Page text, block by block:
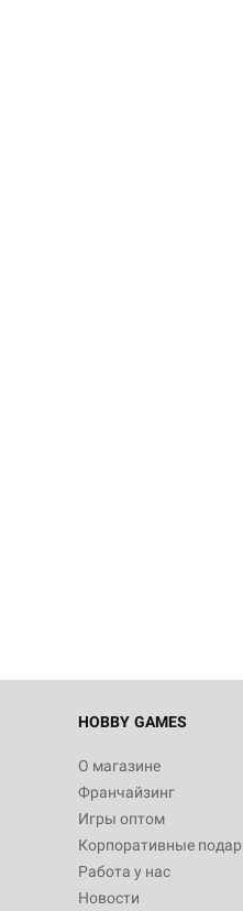
HOBBY GAMES
О магазине
Франчайзинг
Игры оптом
Корпоративные
Работа у нас
Новости
Настольная игра
"Мир фантастики.
империи: Боевая
799
Настольная игра
империи.
Рубеж
12 990